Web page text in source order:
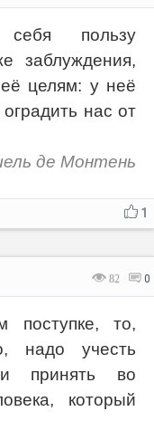
пользу
заблуждения,
целям: у неё
нас от
де Монтень
1
82 0
поступке, то,
надо учесть
и принять во
который